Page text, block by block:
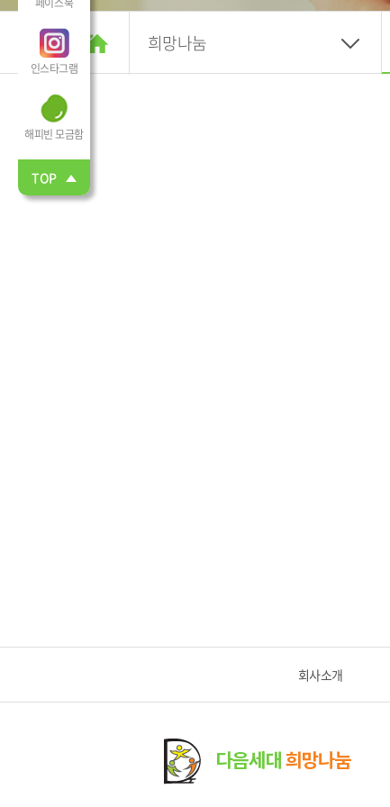
희망나눔
인스타그램
해피빈 모금함
TOP
회사소개